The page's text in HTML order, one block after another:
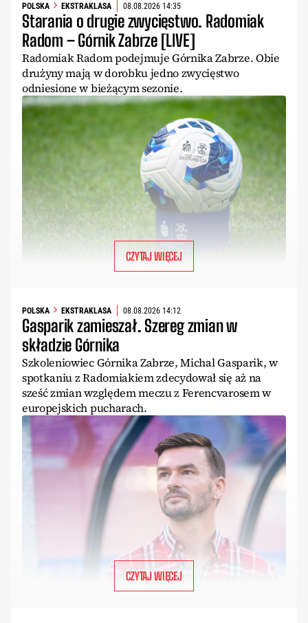
POLSKA EKSTRAKLASA 08.08.2026 14:35
Starania o drugie zwycięstwo. Radomiak
Radom – Górnik Zabrze [LIVE]
Radomiak Radom podejmuje Górnika Zabrze. Obie
drużyny mają w dorobku jedno zwycięstwo
odniesione w bieżącym sezonie.
CZYTAJ WIĘCEJ
POLSKA EKSTRAKLASA 08.08.2026 14:12
Gasparik zamieszał. Szereg zmian w
składzie Górnika
Szkoleniowiec Górnika Zabrze, Michal Gasparik, w
spotkaniu z Radomiakiem zdecydował się aż na
sześć zmian względem meczu z Ferencvarosem w
europejskich pucharach.
CZYTAJ WIĘCEJ